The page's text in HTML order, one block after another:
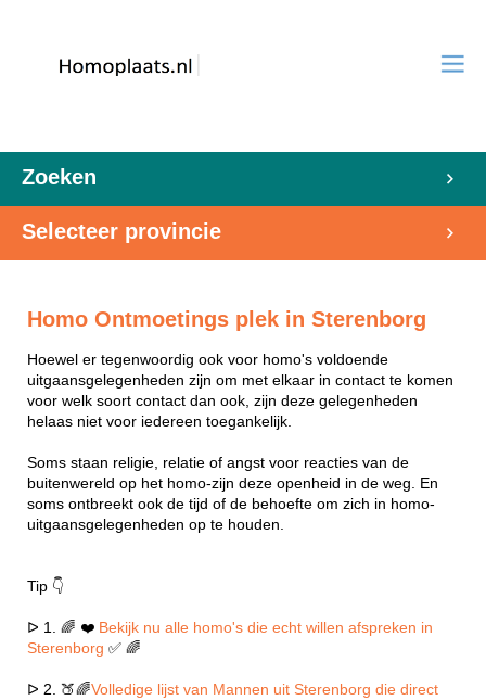
Zoeken
Selecteer provincie
Homo Ontmoetings plek in Sterenborg
Hoewel er tegenwoordig ook voor homo's voldoende
uitgaansgelegenheden zijn om met elkaar in contact te komen
voor welk soort contact dan ook, zijn deze gelegenheden
helaas niet voor iedereen toegankelijk.
Soms staan religie, relatie of angst voor reacties van de
buitenwereld op het homo-zijn deze openheid in de weg. En
soms ontbreekt ook de tijd of de behoefte om zich in homo-
uitgaansgelegenheden op te houden.
Tip 👇
ᐅ 1. 🌈 ❤️ Bekijk nu alle homo's die echt willen afspreken in
Sterenborg ✅ 🌈
ᐅ 2. 🍑🌈Volledige lijst van Mannen uit Sterenborg die direct